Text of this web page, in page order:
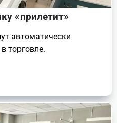
«прилетит»
автоматически
торговле.